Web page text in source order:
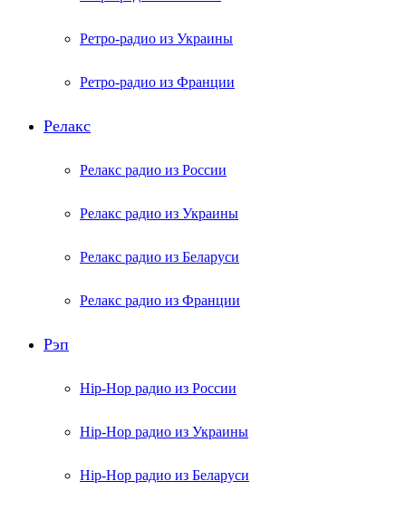
Ретро-радио из Украины
Ретро-радио из Франции
Релакс
Релакс радио из России
Релакс радио из Украины
Релакс радио из Беларуси
Релакс радио из Франции
Рэп
Hip-Hop радио из России
Hip-Hop радио из Украины
Hip-Hop радио из Беларуси